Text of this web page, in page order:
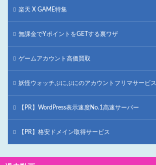
楽天 X GAME特集
無課金でYポイントをGETする裏ワザ
ゲームアカウント高価買取
妖怪ウォッチぷにぷにのアカウントフリマサービス
【PR】WordPress表示速度No.1高速サーバー
【PR】格安ドメイン取得サービス